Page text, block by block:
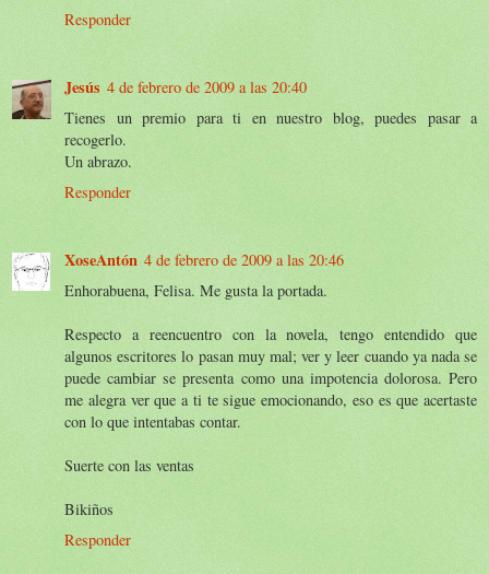
Responder
Jesús 4 de febrero de 2009 a las 20:40
Tienes un premio para ti en nuestro blog, puedes pasar a
recogerlo.
Un abrazo.
Responder
XoseAntón 4 de febrero de 2009 a las 20:46
Enhorabuena, Felisa. Me gusta la portada.
Respecto a reencuentro con la novela, tengo entendido que
algunos escritores lo pasan muy mal; ver y leer cuando ya nada se
puede cambiar se presenta como una impotencia dolorosa. Pero
me alegra ver que a ti te sigue emocionando, eso es que acertaste
con lo que intentabas contar.
Suerte con las ventas
Bikiños
Responder